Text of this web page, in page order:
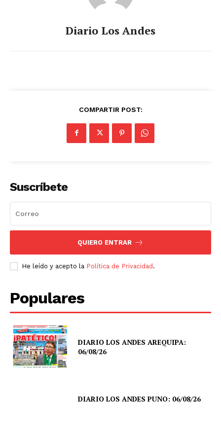
Diario Los Andes
COMPARTIR POST:
Suscríbete
QUIERO ENTRAR
He leído y acepto la Política de Privacidad.
Populares
DIARIO LOS ANDES AREQUIPA:
06/08/26
DIARIO LOS ANDES PUNO: 06/08/26